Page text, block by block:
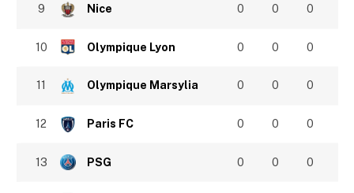
9 Nice 0 0 0
10 Olympique Lyon 0 0 0
11 Olympique Marsylia 0 0 0
12 Paris FC 0 0 0
13 PSG 0 0 0